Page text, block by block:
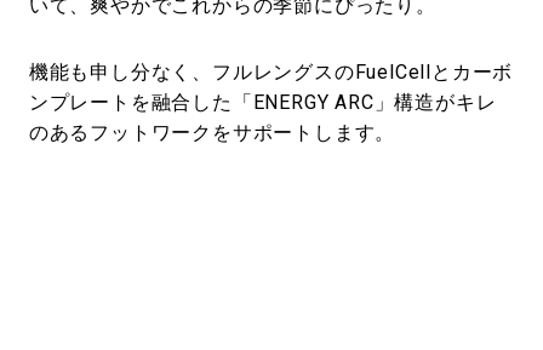
いて、爽やかでこれからの季節にぴったり。
機能も申し分なく、フルレングスのFuelCellとカーボ
ンプレートを融合した「ENERGY ARC」構造がキレ
のあるフットワークをサポートします。